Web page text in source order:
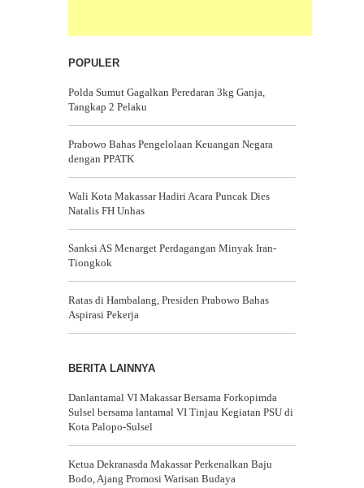
POPULER
Polda Sumut Gagalkan Peredaran 3kg Ganja,
Tangkap 2 Pelaku
Prabowo Bahas Pengelolaan Keuangan Negara
dengan PPATK
Wali Kota Makassar Hadiri Acara Puncak Dies
Natalis FH Unhas
Sanksi AS Menarget Perdagangan Minyak Iran-
Tiongkok
Ratas di Hambalang, Presiden Prabowo Bahas
Aspirasi Pekerja
BERITA LAINNYA
Danlantamal VI Makassar Bersama Forkopimda
Sulsel bersama lantamal VI Tinjau Kegiatan PSU di
Kota Palopo-Sulsel
Ketua Dekranasda Makassar Perkenalkan Baju
Bodo, Ajang Promosi Warisan Budaya